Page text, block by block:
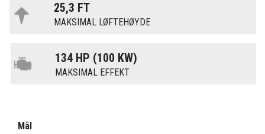
25,3 FT
MAKSIMAL LØFTEHØYDE
134 HP (100 KW)
MAKSIMAL EFFEKT
Mål